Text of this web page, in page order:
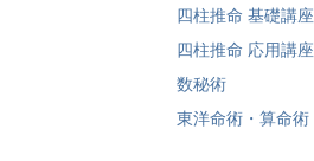
四柱推命 基礎講座
四柱推命 応用講座
数秘術
東洋命術・算命術